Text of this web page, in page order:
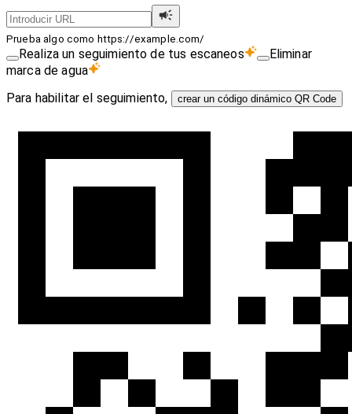
Prueba algo como https://example.com/
Realiza un seguimiento de tus escaneos
Eliminar
marca de agua
Para habilitar el seguimiento,
crear un código dinámico QR Code